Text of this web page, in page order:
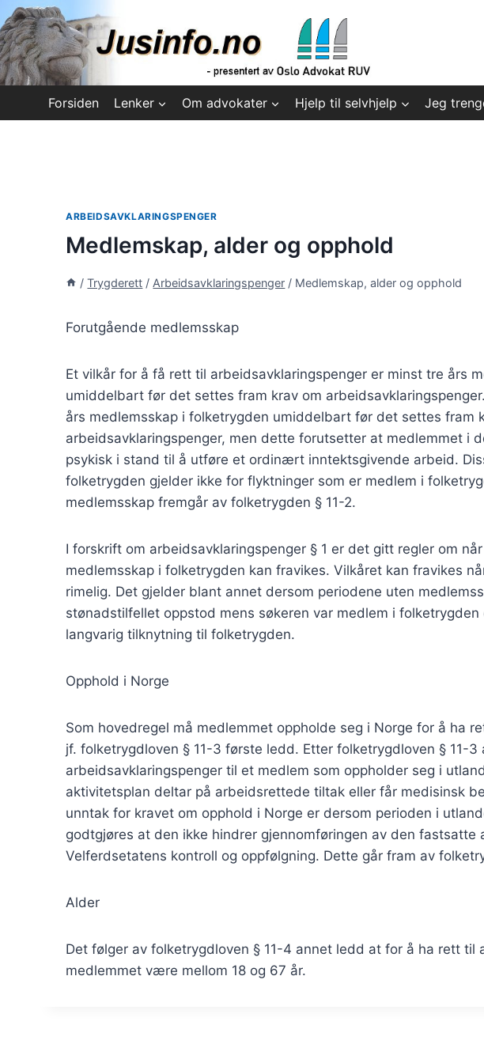
Skip
to
content
Forsiden Lenker Om advokater Hjelp til selvhjelp Jeg
ARBEIDSAVKLARINGSPENGER
Medlemskap, alder og opphold
/ Trygderett / Arbeidsavklaringspenger / Medlemskap, alder og opphold
Forutgående medlemsskap
Et vilkår for å få rett til arbeidsavklaringspenger er minst tre års
umiddelbart før det settes fram krav om
års medlemsskap i folketrygden umiddelbart før det settes fram
arbeidsavklaringspenger, men dette forutsetter at medlemmet i
psykisk i stand til å utføre et ordinært inntektsgivende arbeid.
folketrygden gjelder ikke for flyktninger som er medlem i
medlemsskap fremgår av folketrygden § 11-2.
I forskrift om arbeidsavklaringspenger § 1 er det gitt regler om
medlemsskap i folketrygden kan fravikes. Vilkåret kan fravikes
rimelig. Det gjelder blant annet dersom periodene uten
stønadstilfellet oppstod mens søkeren var medlem i
langvarig tilknytning til folketrygden.
Opphold i Norge
Som hovedregel må medlemmet oppholde seg i Norge for å ha
jf. folketrygdloven § 11-3 første ledd. Etter folketrygdloven § 11-3
arbeidsavklaringspenger til et medlem som oppholder seg i
aktivitetsplan deltar på arbeidsrettede tiltak eller får medisinsk
unntak for kravet om opphold i Norge er dersom perioden i
godtgjøres at den ikke hindrer gjennomføringen av den fastsatte
Velferdsetatens kontroll og oppfølgning. Dette går fram av
Alder
Det følger av folketrygdloven § 11-4 annet ledd at for å ha rett til
medlemmet være mellom 18 og 67 år.